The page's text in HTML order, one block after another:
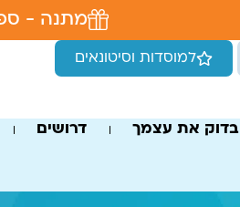
מתנה -
למוסדות וסיטונאים
בדוק את עצמך דרושים